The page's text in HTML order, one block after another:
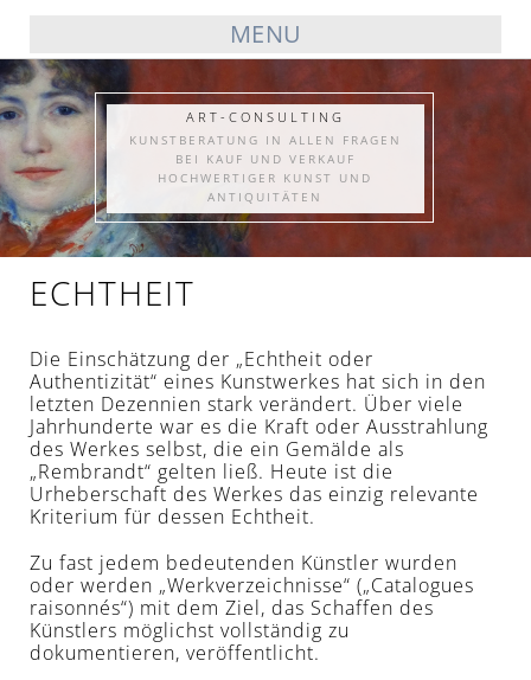
MENU
ART-CONSULTING
KUNSTBERATUNG IN ALLEN FRAGEN
BEI KAUF UND VERKAUF
HOCHWERTIGER KUNST UND
ANTIQUITÄTEN
ECHTHEIT
Die Einschätzung der „Echtheit oder
Authentizität“ eines Kunstwerkes hat sich in den
letzten Dezennien stark verändert. Über viele
Jahrhunderte war es die Kraft oder Ausstrahlung
des Werkes selbst, die ein Gemälde als
„Rembrandt“ gelten ließ. Heute ist die
Urheberschaft des Werkes das einzig relevante
Kriterium für dessen Echtheit.
Zu fast jedem bedeutenden Künstler wurden
oder werden „Werkverzeichnisse“ („Catalogues
raisonnés“) mit dem Ziel, das Schaffen des
Künstlers möglichst vollständig zu
dokumentieren, veröffentlicht.